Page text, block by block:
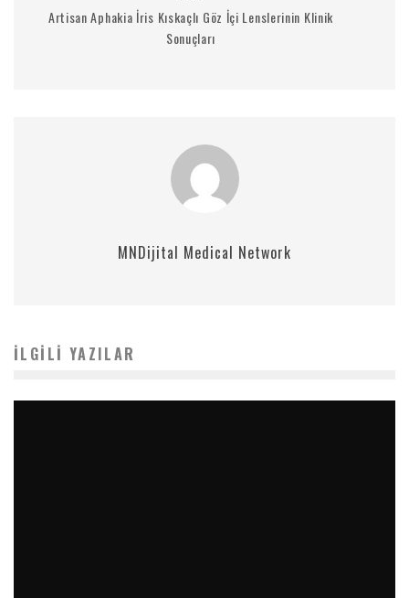
Artisan Aphakia İris Kıskaçlı Göz İçi Lenslerinin Klinik
Sonuçları
MNDijital Medical Network
İLGILI YAZILAR